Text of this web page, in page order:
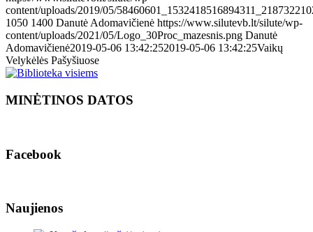
content/uploads/2019/05/
1050 1400 Danutė Adomavičienė https://www.silutevb.lt/silute/wp-
content/uploads/2021/05/Logo_30Proc_mazesnis.png Danutė
Adomavičienė2019-05-06 13:42:252019-05-06 13:42:25Vaikų
Velykėlės Pašyšiuose
MINĖTINOS DATOS
Facebook
Naujienos